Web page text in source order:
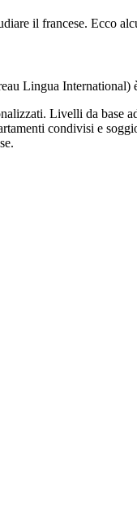
il francese. Ecco
Lingua International)
Livelli da base
condivisi e